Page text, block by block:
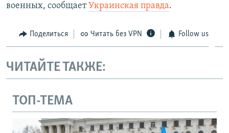
военных, сообщаетУкраинская правда.
Поделиться Читать без VPN Follow us
ЧИТАЙТЕ ТАКЖЕ:
ТОП-ТЕМА